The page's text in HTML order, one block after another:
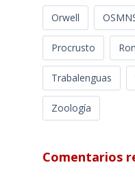
Orwell
Procrusto
Trabalenguas
Zoología
Comentarios